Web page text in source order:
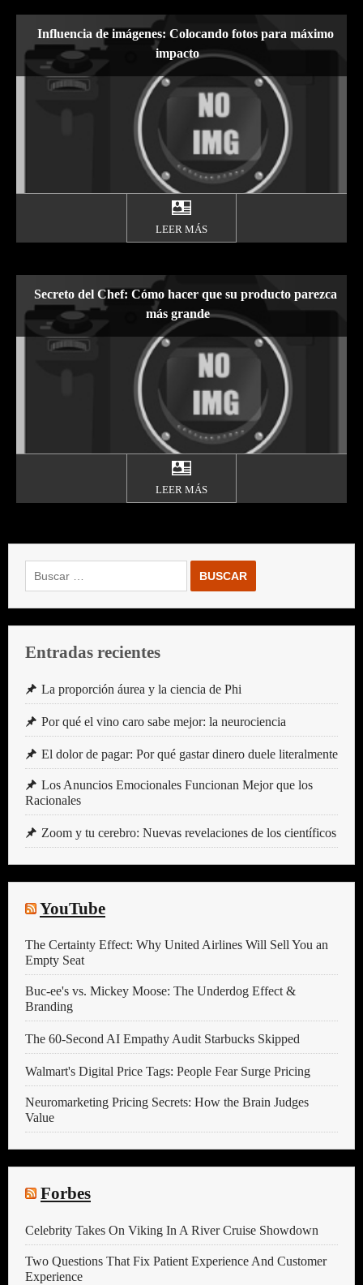
Influencia de imágenes: Colocando fotos para máximo
impacto
LEER MÁS
Secreto del Chef: Cómo hacer que su producto parezca
más grande
LEER MÁS
Entradas recientes
La proporción áurea y la ciencia de Phi
Por qué el vino caro sabe mejor: la neurociencia
El dolor de pagar: Por qué gastar dinero duele literalmente
Los Anuncios Emocionales Funcionan Mejor que los
Racionales
Zoom y tu cerebro: Nuevas revelaciones de los científicos
YouTube
The Certainty Effect: Why United Airlines Will Sell You an
Empty Seat
Buc-ee's vs. Mickey Moose: The Underdog Effect &
Branding
The 60-Second AI Empathy Audit Starbucks Skipped
Walmart's Digital Price Tags: People Fear Surge Pricing
Neuromarketing Pricing Secrets: How the Brain Judges
Value
Forbes
Celebrity Takes On Viking In A River Cruise Showdown
Two Questions That Fix Patient Experience And Customer
Experience